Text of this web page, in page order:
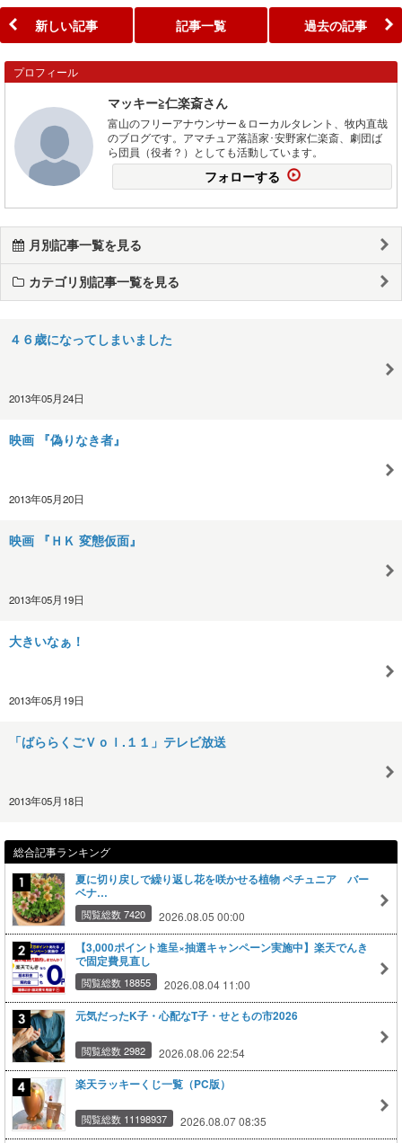
新しい記事 記事一覧 過去の記事
プロフィール
マッキー≧仁楽斎さん
富山のフリーアナウンサー＆ローカルタレント、牧内直哉
のブログです。アマチュア落語家･安野家仁楽斎、劇団ば
ら団員（役者？）としても活動しています。
フォローする
月別記事一覧を見る
カテゴリ別記事一覧を見る
４６歳になってしまいました
2013年05月24日
映画 『偽りなき者』
2013年05月20日
映画 『ＨＫ 変態仮面』
2013年05月19日
大きいなぁ！
2013年05月19日
「ばららくごＶｏｌ.１１」テレビ放送
2013年05月18日
総合記事ランキング
夏に切り戻しで繰り返し花を咲かせる植物 ペチュニア バー
ベナ…
閲覧総数 7420 2026.08.05 00:00
【3,000ポイント進呈×抽選キャンペーン実施中】楽天でんき
で固定費見直し
閲覧総数 18855 2026.08.04 11:00
元気だったK子・心配なT子・せともの市2026
閲覧総数 2982 2026.08.06 22:54
楽天ラッキーくじ一覧（PC版）
閲覧総数 11198937 2026.08.07 08:35